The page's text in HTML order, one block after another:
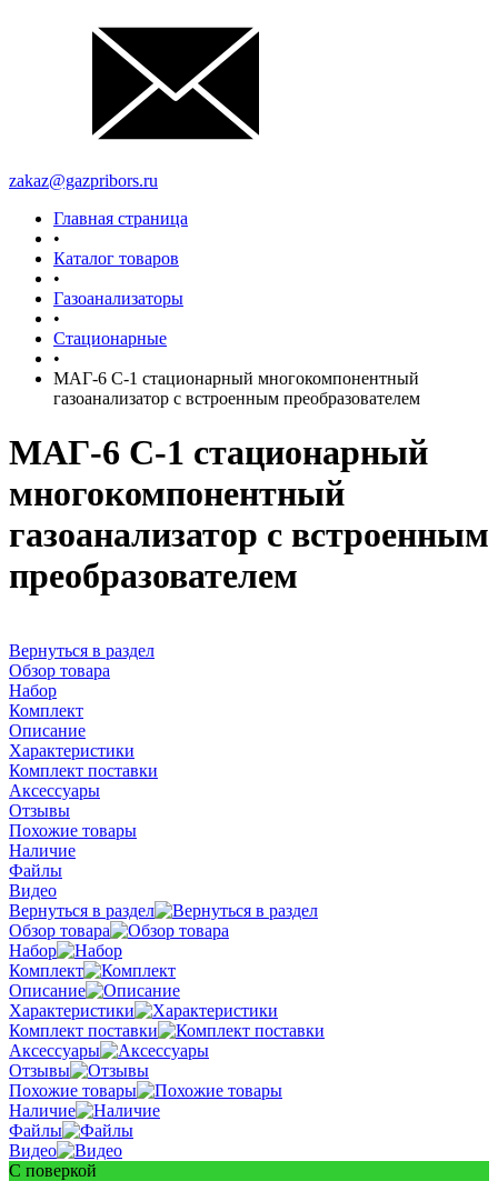
zakaz@gazpribors.ru
Главная страница
•
Каталог товаров
•
Газоанализаторы
•
Стационарные
•
МАГ-6 С-1 стационарный многокомпонентный
газоанализатор с встроенным преобразователем
МАГ-6 С-1 стационарный
многокомпонентный
газоанализатор с встроенным
преобразователем
Вернуться в раздел
Обзор товара
Набор
Комплект
Описание
Характеристики
Комплект поставки
Аксессуары
Отзывы
Похожие товары
Наличие
Файлы
Видео
Вернуться в раздел
Обзор товара
Набор
Комплект
Описание
Характеристики
Комплект поставки
Аксессуары
Отзывы
Похожие товары
Наличие
Файлы
Видео
С поверкой